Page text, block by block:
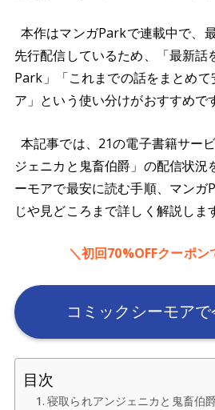
本作はマンガParkで連載中で、
先行配信しているため、「最新話
Park」「これまでの話をまとめ
ア」という使い分けがおすすめで
本記事では、21の電子書籍サー
ジェニカと鬼畜伯爵」の配信状況
ーモアで最安に読む手順、マンガ
じや見どころまで詳しく解説しま
＼初回70%OFFクーポン
コミックシーモア
目次
寝取られアンジェニカと鬼畜伯